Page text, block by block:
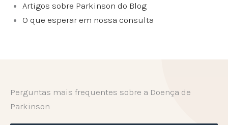
Artigos sobre Parkinson do Blog
O que esperar em nossa consulta
Perguntas mais frequentes sobre a Doença de
Parkinson